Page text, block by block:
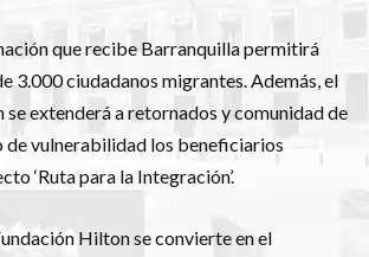
que recibe Barranquilla permitirá
3.000 ciudadanos migrantes. Además, el
extenderá a retornados y comunidad de
de vulnerabilidad los beneficiarios
‘Ruta para la Integración’.
Hilton se convierte en el